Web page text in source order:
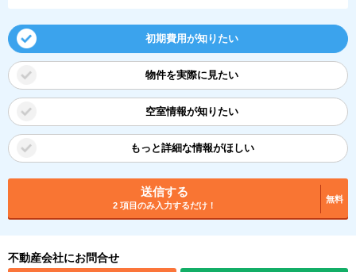
初期費用が知りたい
物件を実際に見たい
空室情報が知りたい
もっと詳細な情報がほしい
送信する
2 項目のみ入力するだけ！
無料
不動産会社にお問合せ